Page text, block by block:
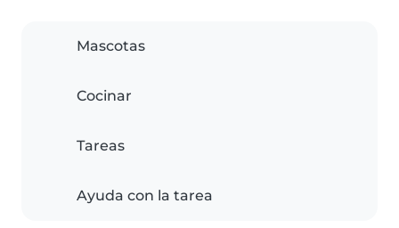
Mascotas
Cocinar
Tareas
Ayuda con la tarea